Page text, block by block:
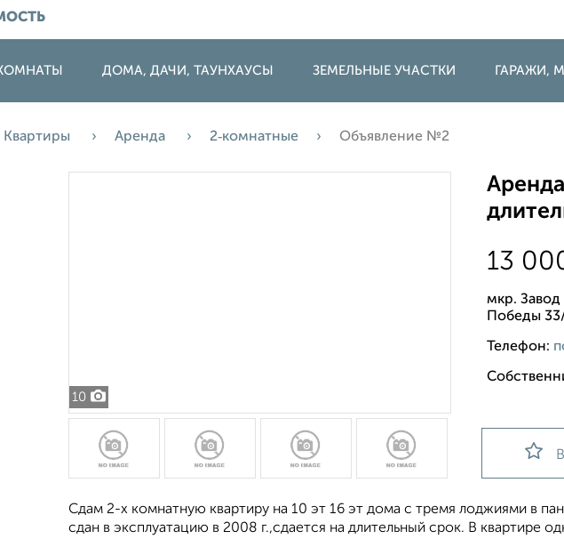
ДОМА, ДАЧИ, ТАУНХАУСЫ ЗЕМЕЛЬНЫЕ УЧАСТКИ ГАРАЖИ,
Квартиры Аренда 2‑комнатные Объявление №2
10
13
мкр.
Победы
Телефон:
Сдам 2-х комнатную квартиру на 10 эт 16 эт дома с тремя лоджиями в
сдан в эксплуатацию в 2008 г.,сдается на длительный срок. В квартире